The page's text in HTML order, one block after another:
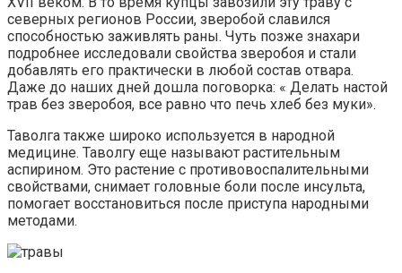
северных регионов России, зверобой славился
способностью заживлять раны. Чуть позже знахари
подробнее исследовали свойства зверобоя и стали
добавлять его практически в любой состав отвара.
Даже до наших дней дошла поговорка: « Делать настой
трав без зверобоя, все равно что печь хлеб без муки».
Таволга также широко используется в народной
медицине. Таволгу еще называют растительным
аспирином. Это растение с противовоспалительными
свойствами, снимает головные боли после инсульта,
помогает восстановиться после приступа народными
методами.